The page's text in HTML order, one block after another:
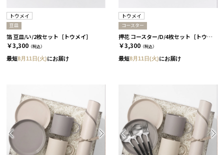
トウメイ
豆皿
箔 豆皿/い/2枚セット［トウメイ］
￥3,300 （税込）
最短8月11日(火)にお届け
トウメイ
コースター
押花 コースター/D/4枚セット［トウメイ］
￥3,300 （税込）
最短8月11日(火)にお届け